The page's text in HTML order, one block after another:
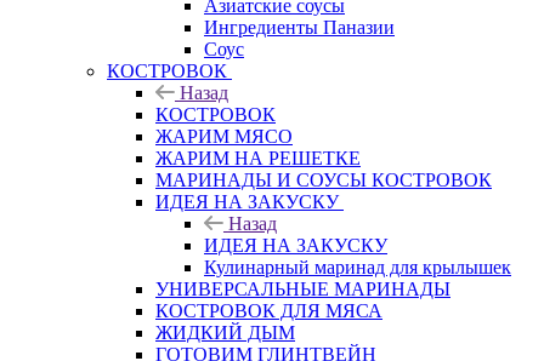
Азиатские соусы
Ингредиенты Паназии
Соус
КОСТРОВОК
Назад
КОСТРОВОК
ЖАРИМ МЯСО
ЖАРИМ НА РЕШЕТКЕ
МАРИНАДЫ И СОУСЫ КОСТРОВОК
ИДЕЯ НА ЗАКУСКУ
Назад
ИДЕЯ НА ЗАКУСКУ
Кулинарный маринад для крылышек
УНИВЕРСАЛЬНЫЕ МАРИНАДЫ
КОСТРОВОК ДЛЯ МЯСА
ЖИДКИЙ ДЫМ
ГОТОВИМ ГЛИНТВЕЙН